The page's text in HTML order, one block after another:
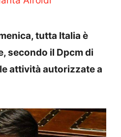
tutta Italia è
secondo il Dpcm di
attività autorizzate a